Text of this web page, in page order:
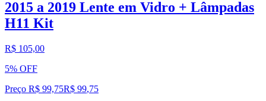
2015 a 2019 Lente em Vidro + Lâmpadas
H11 Kit
R$ 105,00
5% OFF
Preço R$ 99,75R$ 99,75